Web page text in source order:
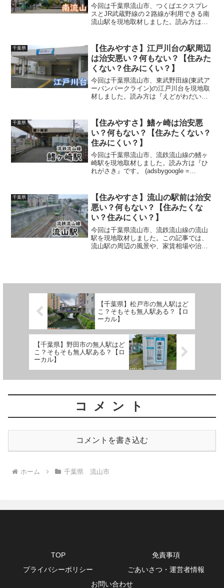
今回は千葉県流山市、つくばエクスプレ
スとJR武蔵野線の２路線が利用できる南
流山駅を現地取材しました。読み方はな
window.adsbygoogle || [])....
千葉県
【住みやすさ】江戸川台の駅周辺
は治安悪い？何もない？【住みた
くない？住みにくい？】
今回は千葉県流山市、東武野田線(東武ア
ーバンパークライン)の江戸川台を現地取
材しました。読み方は『えどがわだい』
事では、江戸川...
千葉県
【住みやすさ】鰭ヶ崎は治安悪
い？何もない？【住みたくない？
住みにくい？】
今回は千葉県流山市、流鉄流山線の鰭ヶ
崎駅を現地取材しました。読み方は『ひ
れがさき』です。 (adsbygoogle =
相場や治...
千葉県
【住みやすさ】流山の駅前は治安
悪い？何もない？【住みたくな
い？住みにくい？】
今回は千葉県流山市、流鉄流山線の流山
駅を現地取材しました。この記事では、
流山駅の周辺の風景や、家賃相場や治安
【千葉県】松戸市の無人駅はど
こ？そもそも無人駅ある？【ロ
ーカル】
【千葉県】野田市の無人駅はど
こ？そもそも無人駅ある？【ロ
ーカル】
コメント
コメントを書き込む
ホーム 千葉県 流山市
TOP
免責事項
プライバシーポリシー
ごあいさつ・運営者情報
お問い合わせ